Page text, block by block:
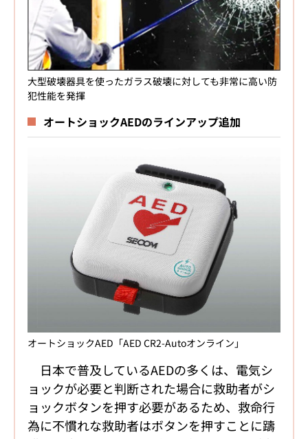
大型破壊器具を使ったガラス破壊に対しても非常に高い防
犯性能を発揮
オートショックAEDのラインアップ追加
オートショックAED「AED CR2-Autoオンライン」
日本で普及しているAEDの多くは、電気シ
ョックが必要と判断された場合に救助者がシ
ョックボタンを押す必要があるため、救命行
為に不慣れな救助者はボタンを押すことに躊